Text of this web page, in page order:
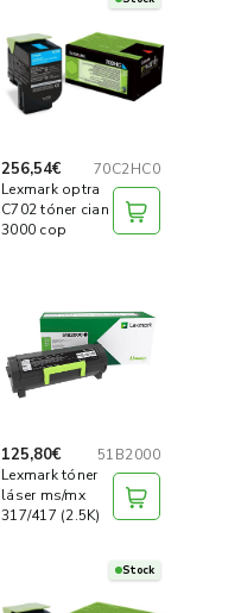
256,54€
70C2HC0
Lexmark optra
C702 tóner cian
3000 cop
125,80€
51B2000
Lexmark tóner
láser ms/mx
317/417 (2.5K)
Stock